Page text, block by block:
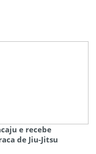
e recebe
de Jiu-Jitsu